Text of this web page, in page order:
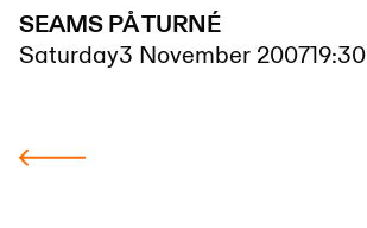
SEAMS PÅ TURNÉ
Saturday3 November 200719:30